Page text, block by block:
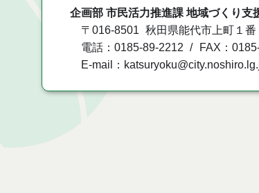
企画部 市民活力推進課 地域づくり支
〒016-8501 秋田県能代市上町１番
電話：0185-89-2212
FAX：
E-mail：